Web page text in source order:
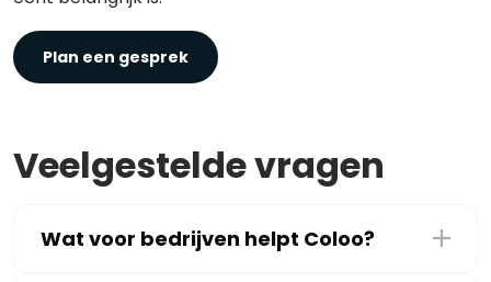
Plan een gesprek
Veelgestelde vragen
Wat voor bedrijven helpt Coloo?